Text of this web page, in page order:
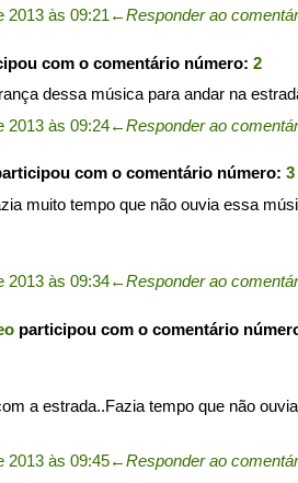
2013 às 09:21 ←Responder ao
com o comentário número: 2
dessa música para andar na
2013 às 09:24←Responder ao
com o comentário número: 3
muito tempo que não ouvia essa
2013 às 09:34←Responder ao
participou com o comentário
a estrada..Fazia tempo que não
2013 às 09:45←Responder ao